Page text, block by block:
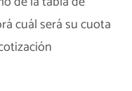
cuál será su cuota